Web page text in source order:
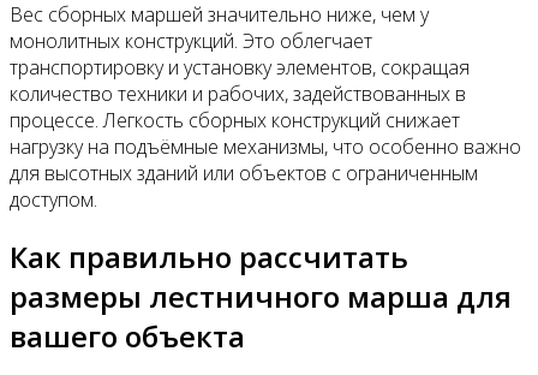
Вес сборных маршей значительно ниже, чем у
монолитных конструкций. Это облегчает
транспортировку и установку элементов, сокращая
количество техники и рабочих, задействованных в
процессе. Легкость сборных конструкций снижает
нагрузку на подъёмные механизмы, что особенно важно
для высотных зданий или объектов с ограниченным
доступом.
Как правильно рассчитать
размеры лестничного марша для
вашего объекта